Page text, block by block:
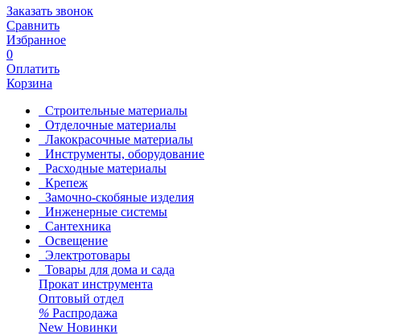
Заказать звонок
Сравнить
Избранное
0
Оплатить
Корзина
Строительные материалы
Отделочные материалы
Лакокрасочные материалы
Инструменты, оборудование
Расходные материалы
Крепеж
Замочно-скобяные изделия
Инженерные системы
Сантехника
Освещение
Электротовары
Товары для дома и сада
Прокат инструмента
Оптовый отдел
% Распродажа
New Новинки